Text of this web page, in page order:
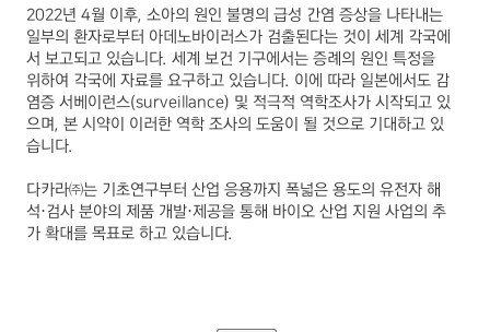
2022년 4월 이후, 소아의 원인 불명의 급성 간염 증상을 나타내는
일부의 환자로부터 아데노바이러스가 검출된다는 것이 세계 각국에
서 보고되고 있습니다. 세계 보건 기구에서는 증례의 원인 특정을
위하여 각국에 자료를 요구하고 있습니다. 이에 따라 일본에서도 감
염증 서베이런스(surveillance) 및 적극적 역학조사가 시작되고 있
으며, 본 시약이 이러한 역학 조사의 도움이 될 것으로 기대하고 있
습니다.
다카라㈜는 기초연구부터 산업 응용까지 폭넓은 용도의 유전자 해
석·검사 분야의 제품 개발·제공을 통해 바이오 산업 지원 사업의 추
가 확대를 목표로 하고 있습니다.